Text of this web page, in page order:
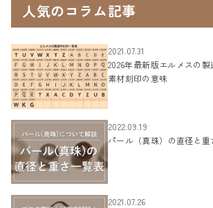
人気のコラム記事
2021.07.31
2026年最新版エルメスの
素材刻印の意味
2022.09.19
パール（真珠）の直径と重
2021.07.26